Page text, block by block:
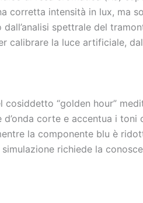
corretta intensità in lux, ma
spettrale del
calibrare la luce artificiale,
“golden hour”
corte e accentua i toni
la componente blu è
richiede la